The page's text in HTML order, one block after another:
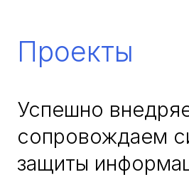
Проекты
Успешно
сопровождаем
защиты